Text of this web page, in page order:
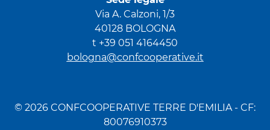
Via A. Calzoni, 1/3
40128 BOLOGNA
t +39 051 4164450
bologna@confcooperative.it
© 2026 CONFCOOPERATIVE TERRE D'EMILIA - CF:
80076910373